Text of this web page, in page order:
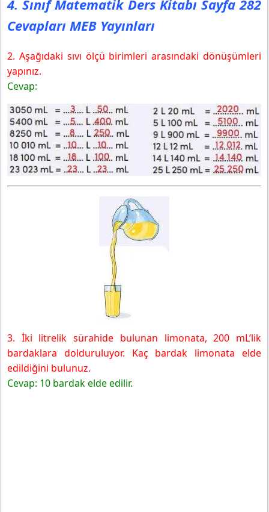
4. Sınıf Matematik Ders Kitabı Sayfa 282
Cevapları MEB Yayınları
2. Aşağıdaki sıvı ölçü birimleri arasındaki dönüşümleri
yapınız.
Cevap:
3. İki litrelik sürahide bulunan limonata, 200 mL’lik
bardaklara dolduruluyor. Kaç bardak limonata elde
edildiğini bulunuz.
Cevap: 10 bardak elde edilir.